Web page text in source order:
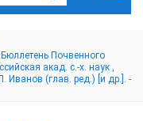
Почвенного
акад. с.-х. наук ,
Иванов (глав. ред.) [и др.]. -